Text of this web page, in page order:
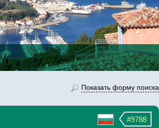
Показать форму поиска
#9788